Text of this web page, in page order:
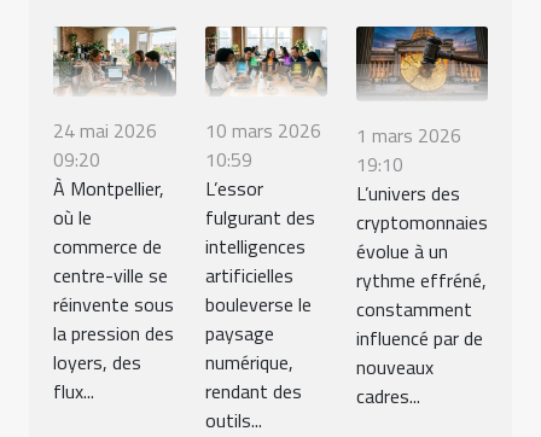
24 mai 2026
09:20
À Montpellier,
où le
commerce de
centre-ville se
réinvente sous
la pression des
loyers, des
flux...
10 mars 2026
10:59
L’essor
fulgurant des
intelligences
artificielles
bouleverse le
paysage
numérique,
rendant des
outils...
1 mars 2026
19:10
L’univers des
cryptomonnaies
évolue à un
rythme effréné,
constamment
influencé par de
nouveaux
cadres...